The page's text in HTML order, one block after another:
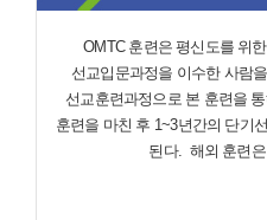
OMTC 훈련은 평신도를 위
선교입문과정을 이수한 사람
선교훈련과정으로 본 훈련을
훈련을 마친 후 1~3년간의 단기
된다. 해외 훈련